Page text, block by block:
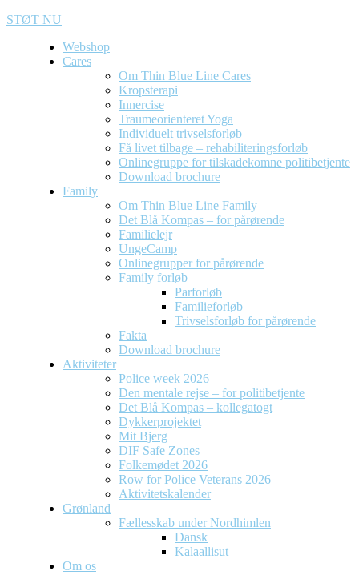
STØT NU
Webshop
Cares
Om Thin Blue Line Cares
Kropsterapi
Innercise
Traumeorienteret Yoga
Individuelt trivselsforløb
Få livet tilbage – rehabiliteringsforløb
Onlinegruppe for tilskadekomne politibetjente
Download brochure
Family
Om Thin Blue Line Family
Det Blå Kompas – for pårørende
Familielejr
UngeCamp
Onlinegrupper for pårørende
Family forløb
Parforløb
Familieforløb
Trivselsforløb for pårørende
Fakta
Download brochure
Aktiviteter
Police week 2026
Den mentale rejse – for politibetjente
Det Blå Kompas – kollegatogt
Dykkerprojektet
Mit Bjerg
DIF Safe Zones
Folkemødet 2026
Row for Police Veterans 2026
Aktivitetskalender
Grønland
Fællesskab under Nordhimlen
Dansk
Kalaallisut
Om os